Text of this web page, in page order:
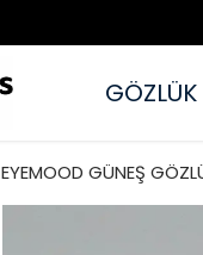
GÖZLÜK
EYEMOOD GÜNEŞ